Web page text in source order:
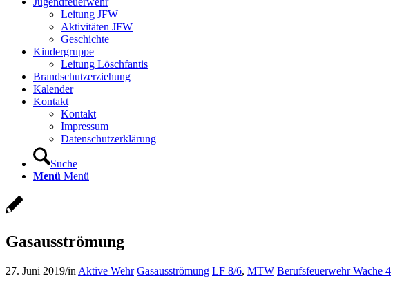
Leitung JFW
Aktivitäten JFW
Geschichte
Kindergruppe
Leitung Löschfantis
Brandschutzerziehung
Kalender
Kontakt
Kontakt
Impressum
Datenschutzerklärung
Suche
Menü Menü
Gasausströmung
27. Juni 2019/in Aktive Wehr Gasausströmung LF 8/6, MTW Berufsfeuerwehr Wache 4